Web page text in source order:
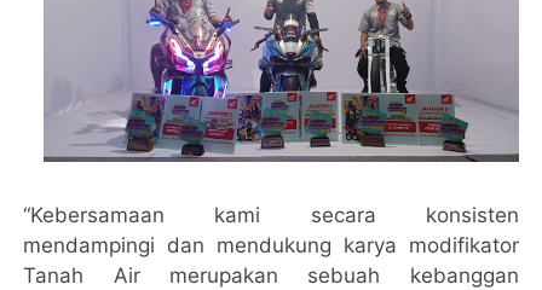
“Kebersamaan kami secara konsisten
mendampingi dan mendukung karya modifikator
Tanah Air merupakan sebuah kebanggan